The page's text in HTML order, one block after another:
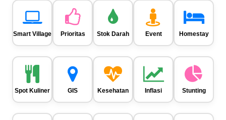
Smart Village Prioritas Stok Darah Event Homestay
Spot Kuliner GIS Kesehatan Inflasi Stunting